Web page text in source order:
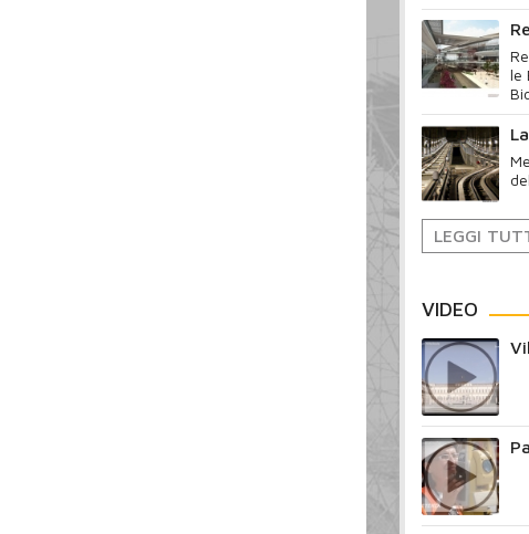
le
LEGGI
VIDEO